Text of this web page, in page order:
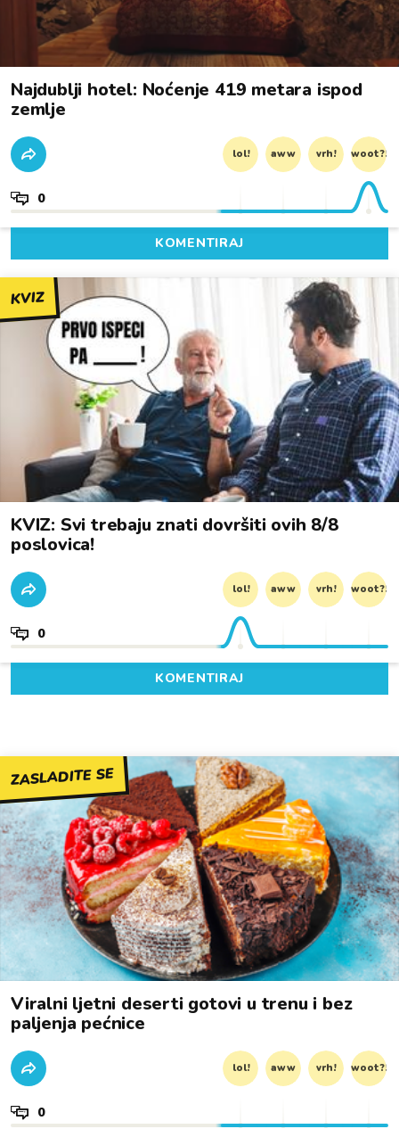
Najdublji hotel: Noćenje 419 metara ispod
zemlje
lol! aww vrh! woot?!
0
KOMENTIRAJ
KVIZ
KVIZ: Svi trebaju znati dovršiti ovih 8/8
poslovica!
lol! aww vrh! woot?!
0
KOMENTIRAJ
ZASLADITE SE
Viralni ljetni deserti gotovi u trenu i bez
paljenja pećnice
lol! aww vrh! woot?!
0